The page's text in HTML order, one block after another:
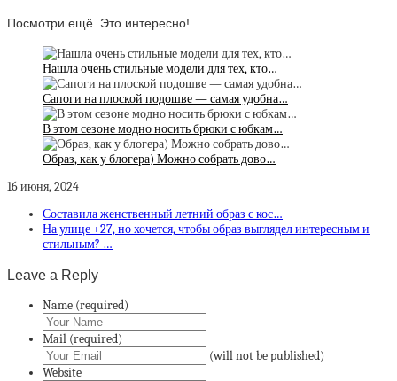
Посмотри ещё. Это интересно!
Нашла очень стильные модели для тех, кто…
Сапоги на плоской подошве — самая удобна…
В этом сезоне модно носить брюки с юбкам…
Образ, как у блогера) Можно собрать дово…
16 июня, 2024
Составила женственный летний образ с кос…
На улице +27, но хочется, чтобы образ выглядел интересным и
стильным? …
Leave a Reply
Name (required)
Mail (required)
(will not be published)
Website